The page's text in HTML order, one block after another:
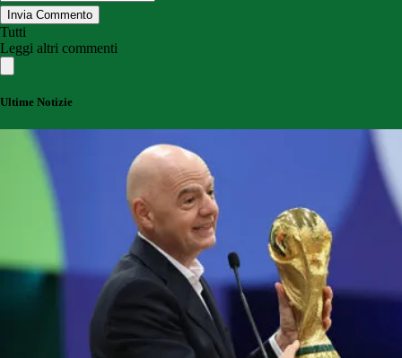
Invia Commento
Tutti
Leggi altri commenti
Ultime Notizie